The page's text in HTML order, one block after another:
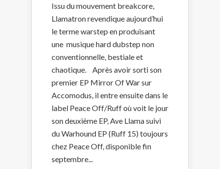
Issu du mouvement breakcore,
Llamatron revendique aujourd’hui
le terme warstep en produisant
une musique hard dubstep non
conventionnelle, bestiale et
chaotique. Après avoir sorti son
premier EP Mirror Of War sur
Accomodus, il entre ensuite dans le
label Peace Off/Ruff où voit le jour
son deuxième EP, Ave Llama suivi
du Warhound EP (Ruff 15) toujours
chez Peace Off, disponible fin
septembre...